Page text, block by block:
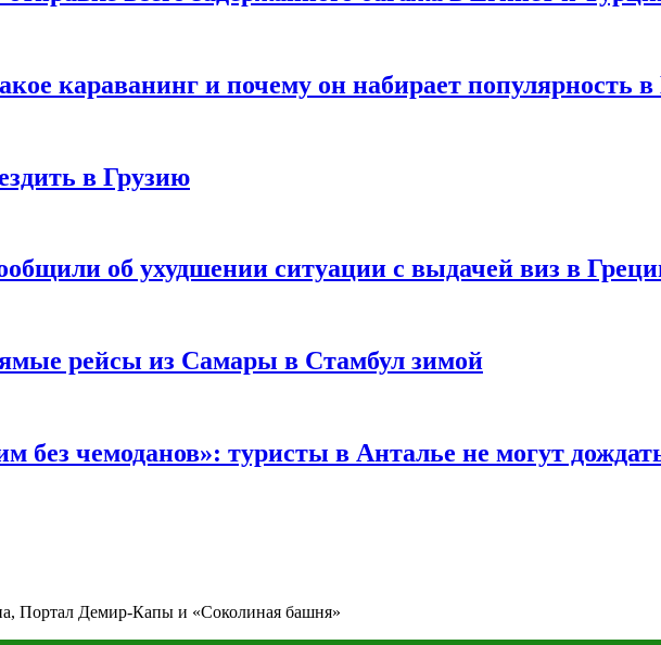
караванинг и почему он набирает популярность в
в Грузию
об ухудшении ситуации с выдачей виз в
рейсы из Самары в Стамбул зимой
без чемоданов»: туристы в Анталье не могут
Портал Демир-Капы и «Соколиная башня»